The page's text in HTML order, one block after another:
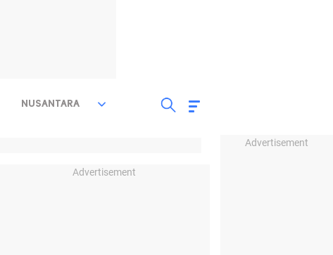
Advertisement
NUSANTARA
Advertisement